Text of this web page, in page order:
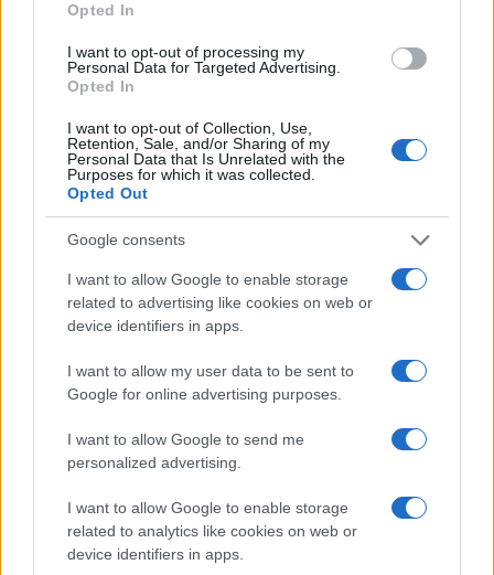
Opted In
I want to opt-out of processing my
Personal Data for Targeted Advertising.
Opted In
I want to opt-out of Collection, Use,
Retention, Sale, and/or Sharing of my
Personal Data that Is Unrelated with the
Purposes for which it was collected.
Opted Out
Google consents
I want to allow Google to enable storage
related to advertising like cookies on web or
device identifiers in apps.
I want to allow my user data to be sent to
Google for online advertising purposes.
I want to allow Google to send me
personalized advertising.
I want to allow Google to enable storage
related to analytics like cookies on web or
device identifiers in apps.
Scoperte carcasse di moto e motori in container
destinati al Senegal
NOTIZIE